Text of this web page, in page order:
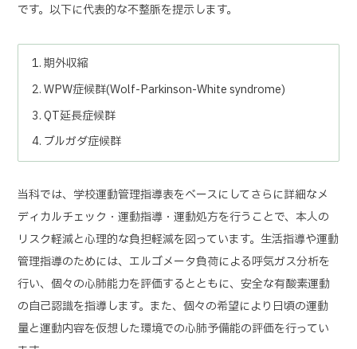
です。以下に代表的な不整脈を提示します。
期外収縮
WPW症候群(Wolf-Parkinson-White syndrome)
QT延長症候群
ブルガダ症候群
当科では、学校運動管理指導表をベースにしてさらに詳細なメ
ディカルチェック・運動指導・運動処方を行うことで、本人の
リスク軽減と心理的な負担軽減を図っています。生活指導や運動
管理指導のためには、エルゴメータ負荷による呼気ガス分析を
行い、個々の心肺能力を評価するとともに、安全な有酸素運動
の自己認識を指導します。また、個々の希望により日頃の運動
量と運動内容を仮想した環境での心肺予備能の評価を行ってい